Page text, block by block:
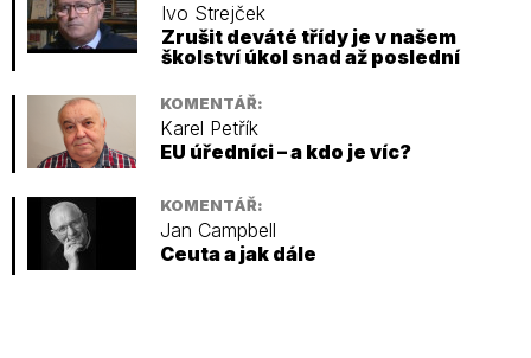
Ivo Strejček
Zrušit deváté třídy je v našem
školství úkol snad až poslední
KOMENTÁŘ:
Karel Petřík
EU úředníci – a kdo je víc?
KOMENTÁŘ:
Jan Campbell
Ceuta a jak dále